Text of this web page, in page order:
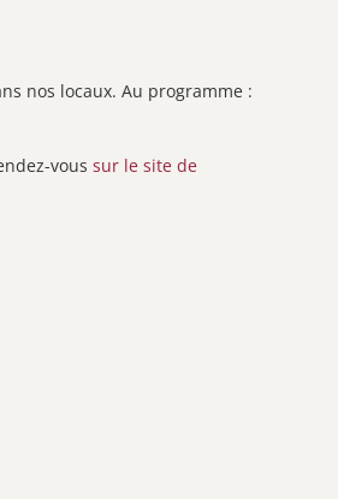
nos locaux. Au programme :
vous sur le site de